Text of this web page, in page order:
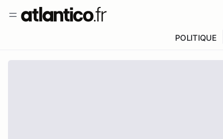
POLITIQUE